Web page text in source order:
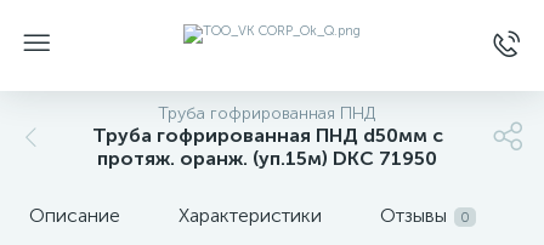
Труба гофрированная ПНД
Труба гофрированная ПНД d50мм c
протяж. оранж. (уп.15м) DKC 71950
Описание Характеристики Отзывы 0